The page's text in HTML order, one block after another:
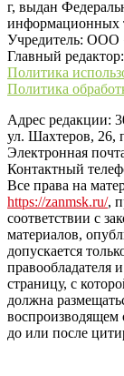
г, выдан
информационных
Учредитель: ООО
Главный
Политика
Политика
Адрес редакции:
ул. Шахтеров, 26,
Электронная
Контактный
Все права на
https://zanmsk.ru/,
соответствии с
материалов,
допускается
правообладателя
страницу, с
должна
воспроизводящем
до или после